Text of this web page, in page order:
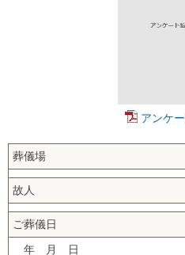
アンケ
葬儀場
故人
ご葬儀日
年 月 日